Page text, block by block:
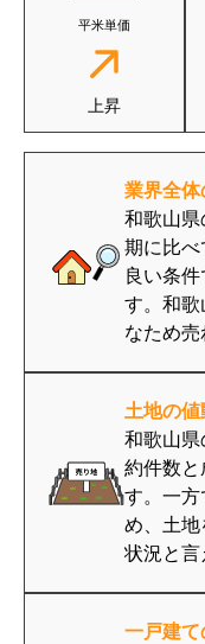
平米単価
上昇
業界全体
和歌山県
期に比べ
良い条
す。和歌
なため売
土地の値
和歌山県
約件数と
す。一方
め、土地
状況と言
一戸建て